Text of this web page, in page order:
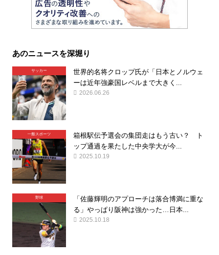
あのニュースを深堀り
サッカー
世界的名将クロップ氏が「日本とノルウェ
ーは近年強豪国レベルまで大きく...
2026.06.26
一般スポーツ
箱根駅伝予選会の集団走はもう古い？ ト
ップ通過を果たした中央学大が今...
2025.10.19
野球
「佐藤輝明のアプローチは落合博満に重な
る」やっぱり阪神は強かった…日本...
2025.10.18